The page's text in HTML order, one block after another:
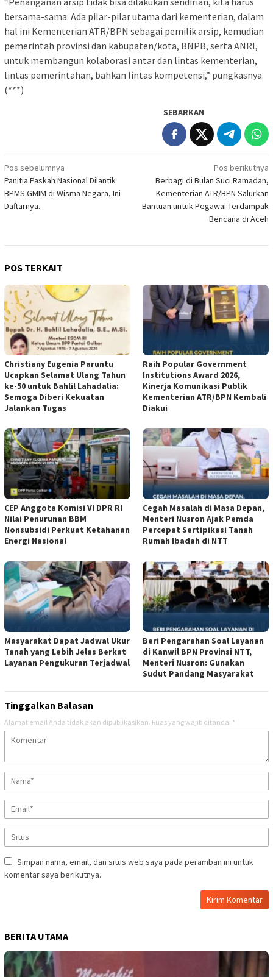
bersama-sama. Ada pilar-pilar utama dari kementerian, dalam
hal ini Kementerian ATR/BPN sebagai pemilik arsip, kemudian
pemerintah provinsi dan kabupaten/kota, BNPB, serta ANRI,
untuk membangun kolaborasi antar dan lintas kementerian,
lintas pemerintahan, bahkan lintas kompetensi,” pungkasnya.
(***)
SEBARKAN
Navigasi
pos
Pos sebelumnya
Panitia Paskah Nasional Dilantik
BPMS GMIM di Wisma Negara, Ini
Daftarnya.
Pos berikutnya
Berbagi di Bulan Suci Ramadan,
Kementerian ATR/BPN Salurkan
Bantuan untuk Pegawai Terdampak
Bencana di Aceh
POS TERKAIT
Christiany Eugenia Paruntu
Ucapkan Selamat Ulang Tahun
ke-50 untuk Bahlil Lahadalia:
Semoga Diberi Kekuatan
Jalankan Tugas
Raih Popular Government
Institutions Award 2026,
Kinerja Komunikasi Publik
Kementerian ATR/BPN Kembali
Diakui
CEP Anggota Komisi VI DPR RI
Nilai Penurunan BBM
Nonsubsidi Perkuat Ketahanan
Energi Nasional
Cegah Masalah di Masa Depan,
Menteri Nusron Ajak Pemda
Percepat Sertipikasi Tanah
Rumah Ibadah di NTT
Masyarakat Dapat Jadwal Ukur
Tanah yang Lebih Jelas Berkat
Layanan Pengukuran Terjadwal
Beri Pengarahan Soal Layanan
di Kanwil BPN Provinsi NTT,
Menteri Nusron: Gunakan
Sudut Pandang Masyarakat
Tinggalkan Balasan
Alamat email Anda tidak akan dipublikasikan. Ruas yang wajib ditandai *
Simpan nama, email, dan situs web saya pada peramban ini untuk
komentar saya berikutnya.
BERITA UTAMA